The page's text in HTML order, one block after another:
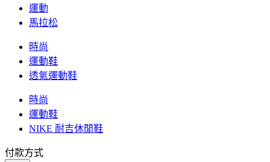
運動
馬拉松
時尚
運動鞋
透氣運動鞋
時尚
運動鞋
NIKE 耐吉休閒鞋
付款方式